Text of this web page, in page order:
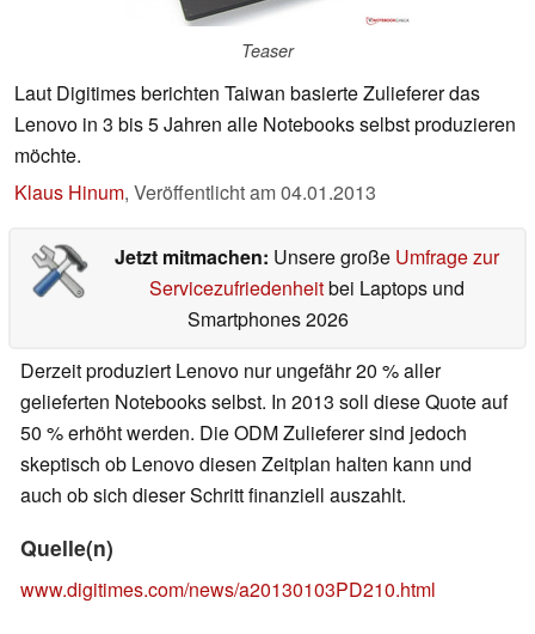
Teaser
Laut Digitimes berichten Taiwan basierte Zulieferer das
Lenovo in 3 bis 5 Jahren alle Notebooks selbst produzieren
möchte.
Klaus Hinum, Veröffentlicht am04.01.2013
Jetzt mitmachen: Unsere große Umfrage zur
Servicezufriedenheitbei Laptops und
Smartphones 2026
Derzeit produziert Lenovo nur ungefähr 20 % aller
gelieferten Notebooks selbst. In 2013 soll diese Quote auf
50 % erhöht werden. Die ODM Zulieferer sind jedoch
skeptisch ob Lenovo diesen Zeitplan halten kann und
auch ob sich dieser Schritt finanziell auszahlt.
Quelle(n)
www.digitimes.com/news/a20130103PD210.html